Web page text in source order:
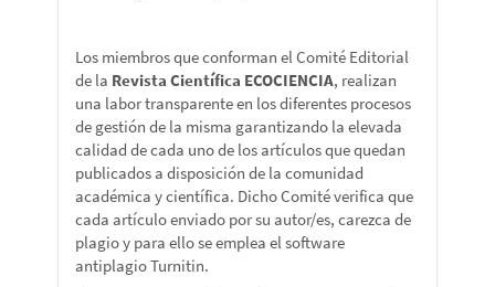
Los miembros que conforman el Comité Editorial
de la Revista Científica ECOCIENCIA, realizan
una labor transparente en los diferentes procesos
de gestión de la misma garantizando la elevada
calidad de cada uno de los artículos que quedan
publicados a disposición de la comunidad
académica y científica. Dicho Comité verifica que
cada artículo enviado por su autor/es, carezca de
plagio y para ello se emplea el software
antiplagio Turnitin.